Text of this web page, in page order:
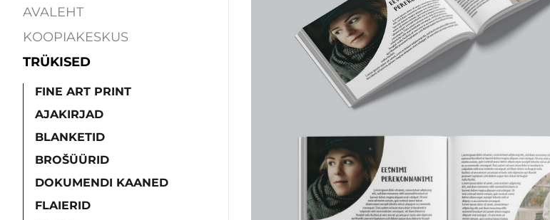
AVALEHT
KOOPIAKESKUS
TRÜKISED
FINE ART PRINT
AJAKIRJAD
BLANKETID
BROŠÜÜRID
DOKUMENDI KAANED
FLAIERID